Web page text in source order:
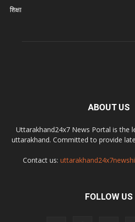
शिक्षा
ABOUT US
Uttarakhand24x7 News Portal is the
uttarakhand. Committed to provide
Contact us:
FOLLOW US